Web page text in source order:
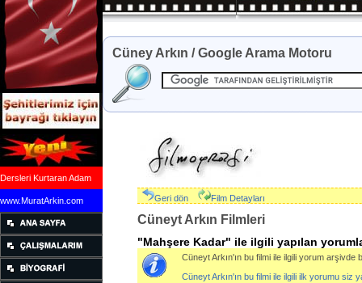
Dersleri Kurtaran Adam
www.MuratArkin.com
Cüney Arkın / Google Arama Motoru
Geri dön Film Detayları
Cüneyt Arkın Filmleri
"Mahşere Kadar" ile ilgili yapılan
Cüneyt Arkın'ın bu filmi ile ilgili yorum arşivde
Cüneyt Arkın'ın bu filmi ile ilgili ilk yorumu siz